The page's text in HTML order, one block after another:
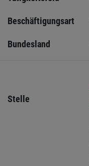
Beschäftigungsart
Bundesland
Stelle